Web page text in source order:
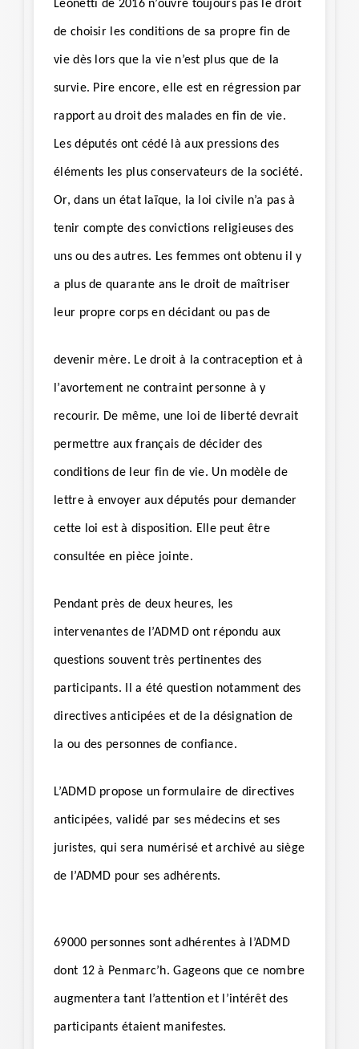
Léonetti de 2016 n’ouvre toujours pas le droit
de choisir les conditions de sa propre fin de
vie dès lors que la vie n’est plus que de la
survie. Pire encore, elle est en régression par
rapport au droit des malades en fin de vie.
Les députés ont cédé là aux pressions des
éléments les plus conservateurs de la société.
Or, dans un état laïque, la loi civile n’a pas à
tenir compte des convictions religieuses des
uns ou des autres. Les femmes ont obtenu il y
a plus de quarante ans le droit de maîtriser
leur propre corps en décidant ou pas de
devenir mère. Le droit à la contraception et à
l’avortement ne contraint personne à y
recourir. De même, une loi de liberté devrait
permettre aux français de décider des
conditions de leur fin de vie. Un modèle de
lettre à envoyer aux députés pour demander
cette loi est à disposition. Elle peut être
consultée en pièce jointe.
Pendant près de deux heures, les
intervenantes de l’ADMD ont répondu aux
questions souvent très pertinentes des
participants. Il a été question notamment des
directives anticipées et de la désignation de
la ou des personnes de confiance.
L’ADMD propose un formulaire de directives
anticipées, validé par ses médecins et ses
juristes, qui sera numérisé et archivé au siège
de l’ADMD pour ses adhérents.
69000 personnes sont adhérentes à l’ADMD
dont 12 à Penmarc’h. Gageons que ce nombre
augmentera tant l’attention et l’intérêt des
participants étaient manifestes.